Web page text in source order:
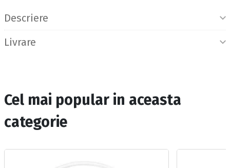
Descriere
Livrare
Cel mai popular in aceasta
categorie